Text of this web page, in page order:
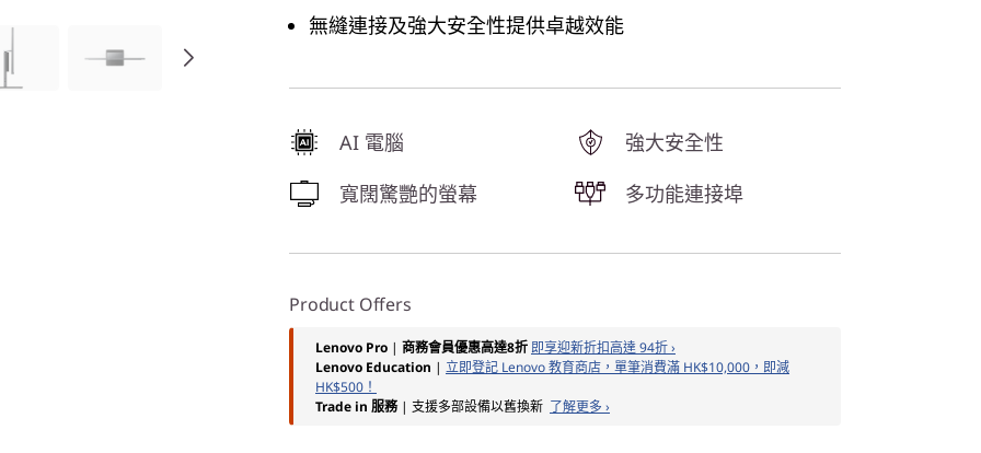
無縫連接及強大安全性提供卓越效能
AI 電腦
強大安全性
寬闊驚艷的螢幕
多功能連接埠
Product Offers
Lenovo Pro | 商務會員優惠高達8折 即享迎新折扣高達 94折 ›
Lenovo Education | 立即登記 Lenovo 教育商店，單筆消費滿 HK$10,000，即減
HK$500！
Trade in 服務| 支援多部設備以舊換新 了解更多 ›